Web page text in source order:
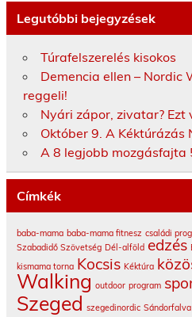
Legutóbbi bejegyzések
Túrafelszerelés kisokos
Demencia ellen – Nordic
reggeli!
Nyári zápor, zivatar? Ezt
Október 9. A Kéktúrázás
A 8 legjobb mozgásfajta
Címkék
baba-mama baba-mama fitnesz családi
Szabadidő Szövetség Dél-alföld edzés
kismama torna Kocsis Kéktúra
Walking outdoor program
Szeged szegedinordic Sándorfalva